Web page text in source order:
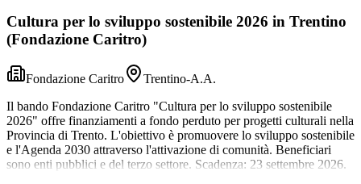
Cultura per lo sviluppo sostenibile 2026 in Trentino
(Fondazione Caritro)
Fondazione Caritro
Trentino-A.A.
Il bando Fondazione Caritro "Cultura per lo sviluppo sostenibile
2026" offre finanziamenti a fondo perduto per progetti culturali nella
Provincia di Trento. L'obiettivo è promuovere lo sviluppo sostenibile
e l'Agenda 2030 attraverso l'attivazione di comunità. Beneficiari
sono enti pubblici e del terzo settore. Scadenza: 23 settembre 2026.